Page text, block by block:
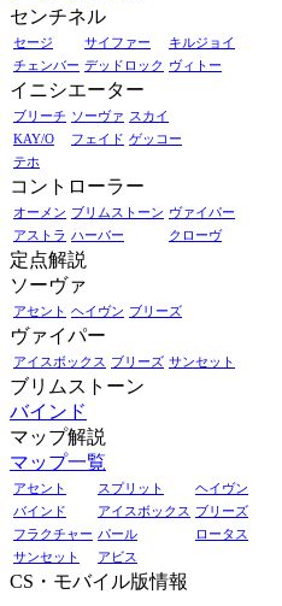
センチネル
セージ サイファー
キルジョイ
チェンバー デッドロック ヴィトー
イニシエーター
ブリーチ ソーヴァ スカイ
KAY/O
フェイド ゲッコー
テホ
コントローラー
オーメン ブリムストーン ヴァイパー
アストラ ハーバー クローヴ
定点解説
ソーヴァ
アセント ヘイヴン ブリーズ
ヴァイパー
アイスボックス ブリーズ サンセット
ブリムストーン
バインド
マップ解説
マップ一覧
アセント スプリット
ヘイヴン
バインド
アイスボックス ブリーズ
フラクチャー パール
ロータス
サンセット
アビス
CS・モバイル版情報